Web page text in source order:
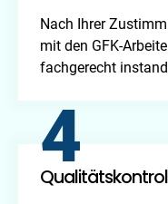
Nach Ihrer
mit den GFK-
fachgerecht
4